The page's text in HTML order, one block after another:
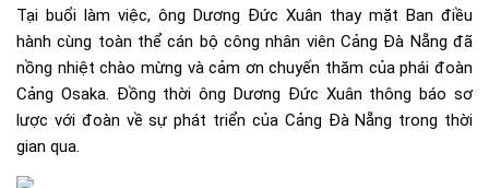
Tại buổi làm việc, ông Dương Đức Xuân thay mặt Ban điều
hành cùng toàn thể cán bộ công nhân viên Cảng Đà Nẵng đã
nồng nhiệt chào mừng và cảm ơn chuyến thăm của phái đoàn
Cảng Osaka. Đồng thời ông Dương Đức Xuân thông báo sơ
lược với đoàn về sự phát triển của Cảng Đà Nẵng trong thời
gian qua.